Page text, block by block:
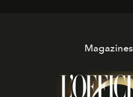
Magazines